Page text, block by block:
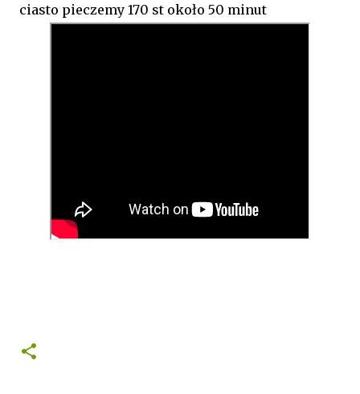
ciasto pieczemy 170 st około 50 minut